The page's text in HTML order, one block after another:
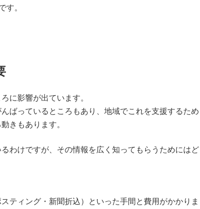
す。
に影響が出ています。
ばっているところもあり、地域でこれを支援するため
きもあります。
わけですが、その情報を広く知ってもらうためにはど
ィング・新聞折込）といった手間と費用がかかりま